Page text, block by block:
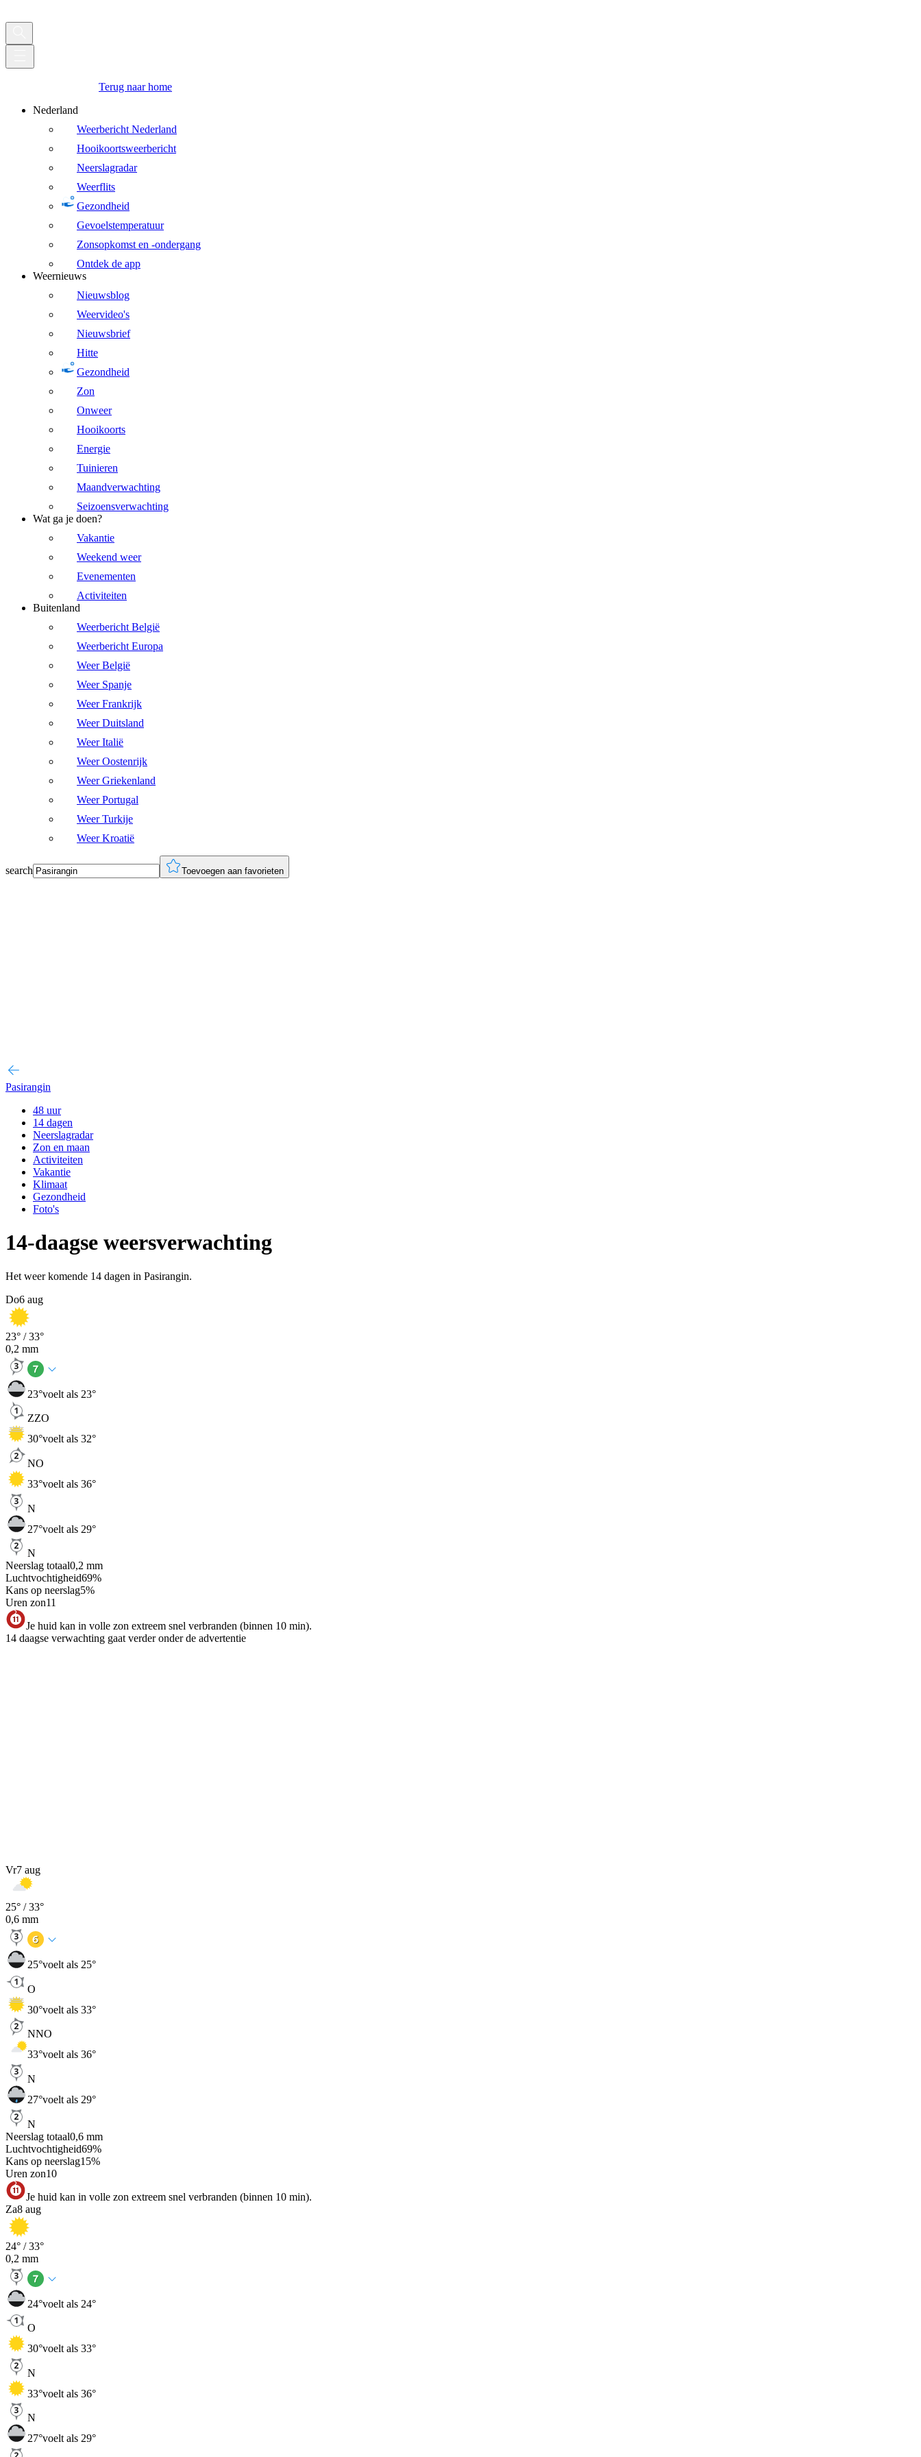
Terug naar home
Nederland
Weerbericht Nederland
Hooikoortsweerbericht
Neerslagradar
Weerflits
Gezondheid
Gevoelstemperatuur
Zonsopkomst en -ondergang
Ontdek de app
Weernieuws
Nieuwsblog
Weervideo's
Nieuwsbrief
Hitte
Gezondheid
Zon
Onweer
Hooikoorts
Energie
Tuinieren
Maandverwachting
Seizoensverwachting
Wat ga je doen?
Vakantie
Weekend weer
Evenementen
Activiteiten
Buitenland
Weerbericht België
Weerbericht Europa
Weer België
Weer Spanje
Weer Frankrijk
Weer Duitsland
Weer Italië
Weer Oostenrijk
Weer Griekenland
Weer Portugal
Weer Turkije
Weer Kroatië
search Toevoegen aan favorieten
Pasirangin
48 uur
14 dagen
Neerslagradar
Zon en maan
Activiteiten
Vakantie
Klimaat
Gezondheid
Foto's
14-daagse weersverwachting
Het weer komende 14 dagen in Pasirangin.
Do6 aug
23° /33°
0,2 mm
23°voelt als 23°
ZZO
30°voelt als 32°
NO
33°voelt als 36°
N
27°voelt als 29°
N
Neerslag totaal0,2 mm
Luchtvochtigheid69%
Kans op neerslag5%
Uren zon11
Je huid kan in volle zon extreem snel verbranden (binnen 10 min).
14 daagse verwachting gaat verder onder de advertentie
Vr7 aug
25° /33°
0,6 mm
25°voelt als 25°
O
30°voelt als 33°
NNO
33°voelt als 36°
N
27°voelt als 29°
N
Neerslag totaal0,6 mm
Luchtvochtigheid69%
Kans op neerslag15%
Uren zon10
Je huid kan in volle zon extreem snel verbranden (binnen 10 min).
Za8 aug
24° /33°
0,2 mm
24°voelt als 24°
O
30°voelt als 33°
N
33°voelt als 36°
N
27°voelt als 29°